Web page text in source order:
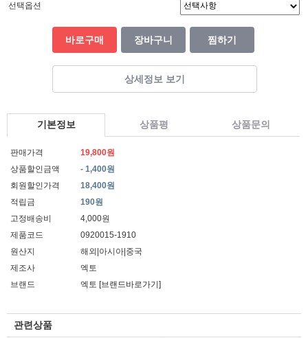
선택옵션
바로구매 장바구니 찜하기
상세정보 보기
기본정보 상품평 상품문의
판매가격
19,800원
상품할인금액
- 1,400원
회원할인가격
18,400원
적립금
190원
고정배송비
4,000원
제품코드
0920015-1910
원산지
해외|아시아|중국
제조사
엑토
브랜드
엑토 [브랜드바로가기]
관련상품